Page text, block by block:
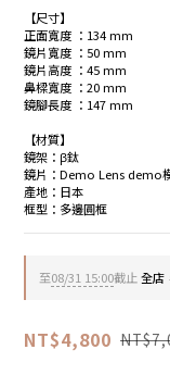
【尺寸】
正面寬度 ：134 mm
鏡片寬度 ：50 mm
鏡片高度 ：45 mm
鼻樑寬度 ：20 mm
鏡腳長度 ：147 mm
【材質】
鏡架：β鈦
鏡片：Demo Lens demo
產地：日本
框型：多邊圓框
至08/31 15:00截止全店
NT$4,800